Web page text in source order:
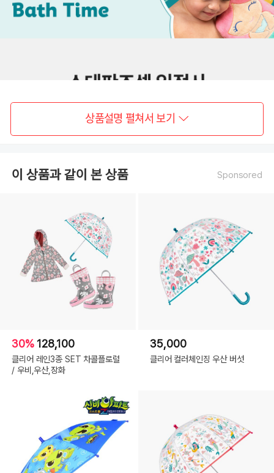
상품설명 펼쳐서 보기
이 상품과 같이 본 상품 Sponsored
30% 128,100
클리어 레인3종 SET 차콜플로럴
/ 우비,우산,장화
35,000
클리어 컬러체인징 우산 버섯